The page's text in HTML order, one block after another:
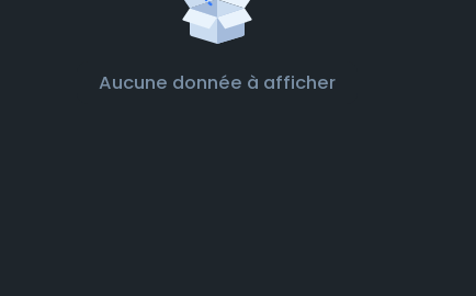
Aucune donnée à afficher